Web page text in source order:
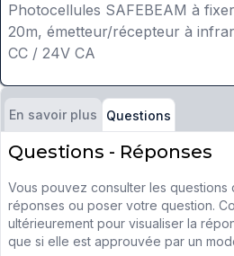
Photocellules SAFEBEAM à
20m, émetteur/récepteur à
CC / 24V CA
En savoir plus Questions
Questions - Réponses
Vous pouvez consulter les questions
réponses ou poser votre question.
ultérieurement pour visualiser la
que si elle est approuvée par un